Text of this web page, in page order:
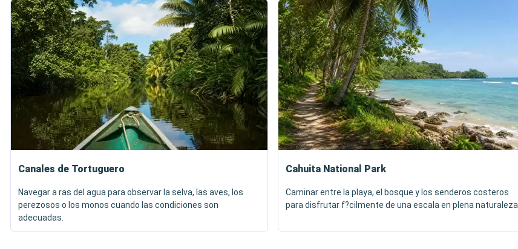
Canales de Tortuguero
Navegar a ras del agua para observar la selva, las aves, los
perezosos o los monos cuando las condiciones son
adecuadas.
Cahuita National Park
Caminar entre la playa, el bosque y los senderos costeros
para disfrutar f?cilmente de una escala en plena naturaleza.